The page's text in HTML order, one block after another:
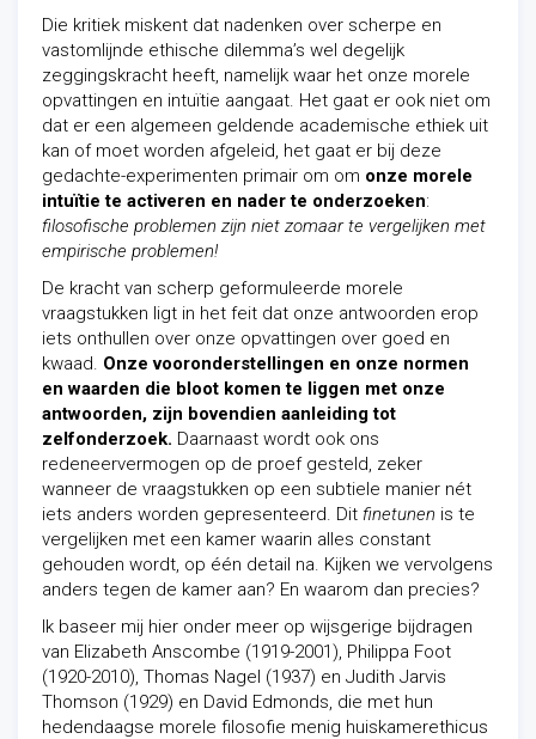
Die kritiek miskent dat nadenken over scherpe en
vastomlijnde ethische dilemma’s wel degelijk
zeggingskracht heeft, namelijk waar het onze morele
opvattingen en intuïtie aangaat. Het gaat er ook niet om
dat er een algemeen geldende academische ethiek uit
kan of moet worden afgeleid, het gaat er bij deze
gedachte-experimenten primair om om onze morele
intuïtie te activeren en nader te onderzoeken:
filosofische problemen zijn niet zomaar te vergelijken met
empirische problemen!
De kracht van scherp geformuleerde morele
vraagstukken ligt in het feit dat onze antwoorden erop
iets onthullen over onze opvattingen over goed en
kwaad. Onze vooronderstellingen en onze normen
en waarden die bloot komen te liggen met onze
antwoorden, zijn bovendien aanleiding tot
zelfonderzoek. Daarnaast wordt ook ons
redeneervermogen op de proef gesteld, zeker
wanneer de vraagstukken op een subtiele manier nét
iets anders worden gepresenteerd. Dit finetunen is te
vergelijken met een kamer waarin alles constant
gehouden wordt, op één detail na. Kijken we vervolgens
anders tegen de kamer aan? En waarom dan precies?
Ik baseer mij hier onder meer op wijsgerige bijdragen
van Elizabeth Anscombe (1919-2001), Philippa Foot
(1920-2010), Thomas Nagel (1937) en Judith Jarvis
Thomson (1929) en David Edmonds, die met hun
hedendaagse morele filosofie menig huiskamerethicus